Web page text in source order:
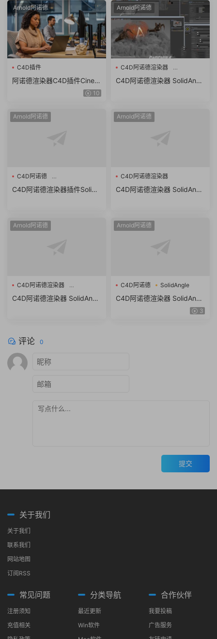
Arnold阿诺德
C4D插件
阿诺德渲染器C4D插件Cinem
a 4D To Arnold v4.6.8.1 WI10
Arnold阿诺德
C4D阿诺德渲染器
SolidAngle C4DtoA 4.0.3.1
C4D阿诺德渲染器 SolidAngl
Arnold阿诺德
C4D阿诺德
Solid Angle Cinema 4D To
Arnold v4.0.1
C4D阿诺德渲染器插件Solid
Arnold阿诺德
C4D阿诺德渲染器
C4D阿诺德渲染器 SolidAngl
Arnold阿诺德
C4D阿诺德渲染器
SolidAngle C4DtoA
C4D阿诺德渲染器 SolidAngl
Arnold阿诺德
C4D阿诺德 SolidAngle
C4D阿诺德渲染器 SolidAngl
3
评论 0
提交
关于我们
关于我们
联系我们
网站地图
订阅RSS
常见问题
注册须知
充值相关
分类导航
最近更新
Win软件
合作伙伴
我要投稿
广告服务